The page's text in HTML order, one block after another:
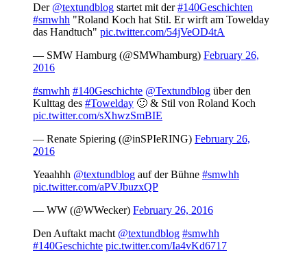
Der @textundblog startet mit der#140Geschichten
#smwhh "Roland Koch hat Stil. Er wirft am Towelday
das Handtuch" pic.twitter.com/54jVeOD4tA
— SMW Hamburg (@SMWhamburg) February 26,
2016
#smwhh #140Geschichte @Textundblog über den
Kulttag des #Towelday 🙂 & Stil von Roland Koch
pic.twitter.com/sXhwzSmBIE
— Renate Spiering (@inSPIeRING) February 26,
2016
Yeaahhh @textundblog auf der Bühne #smwhh
pic.twitter.com/aPVJbuzxQP
— WW (@WWecker) February 26, 2016
Den Auftakt macht @textundblog #smwhh
#140Geschichte pic.twitter.com/Ia4vKd6717